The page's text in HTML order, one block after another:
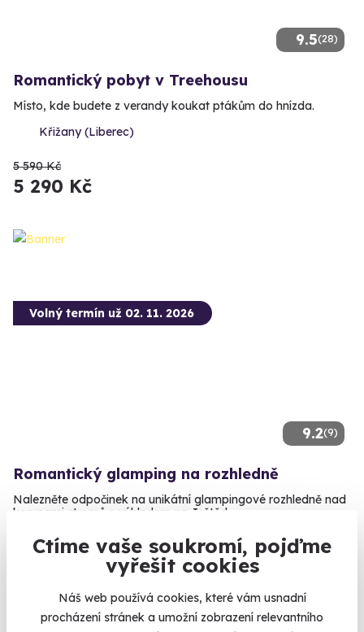
Ctíme vaše soukromí, pojďme
vyřešit cookies
Náš web používá cookies, které vám usnadní
procházení stránek a umožní zobrazení relevantního
9.5(28)
Romantický pobyt v Treehousu
Místo, kde budete z verandy koukat ptákům do hnízda.
Křižany (Liberec)
5 590 Kč
5 290 Kč
9.2(9)
Volný termín už 02. 11. 2026
Romantický glamping na rozhledně
Nalezněte odpočinek na unikátní glampingové rozhledně nad
korunami stromů s výhledem na Ještěd
Křižany (Liberec)
6 190 Kč